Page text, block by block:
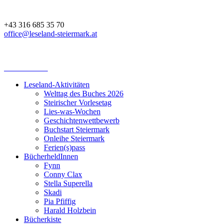
+43 316 685 35 70
office@leseland-steiermark.at
Leseland-Aktivitäten
Welttag des Buches 2026
Steirischer Vorlesetag
Lies-was-Wochen
Geschichtenwettbewerb
Buchstart Steiermark
Onleihe Steiermark
Ferien(s)pass
BücherheldInnen
Fynn
Conny Clax
Stella Superella
Skadi
Pia Pfiffig
Harald Holzbein
Bücherkiste